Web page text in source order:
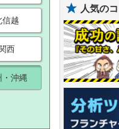
人気の
信越
西
・沖縄